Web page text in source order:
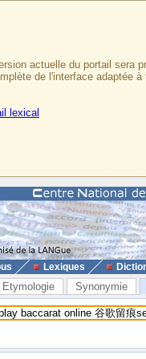
actuelle du portail sera
de l'interface adaptée
lexical
Lexiques
Etymologie Synonymie